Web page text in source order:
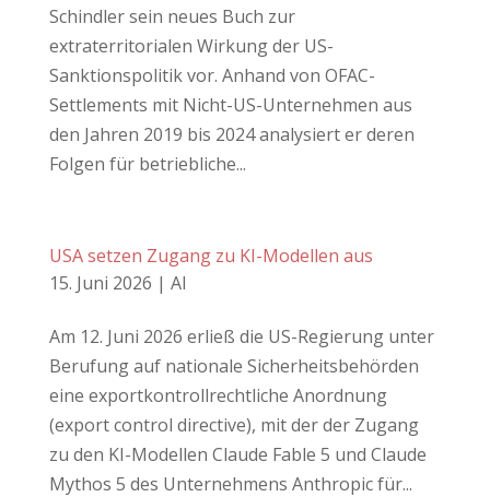
Schindler sein neues Buch zur
extraterritorialen Wirkung der US-
Sanktionspolitik vor. Anhand von OFAC-
Settlements mit Nicht-US-Unternehmen aus
den Jahren 2019 bis 2024 analysiert er deren
Folgen für betriebliche...
USA setzen Zugang zu KI-Modellen aus
15. Juni 2026 | AI
Am 12. Juni 2026 erließ die US-Regierung unter
Berufung auf nationale Sicherheitsbehörden
eine exportkontrollrechtliche Anordnung
(export control directive), mit der der Zugang
zu den KI-Modellen Claude Fable 5 und Claude
Mythos 5 des Unternehmens Anthropic für...